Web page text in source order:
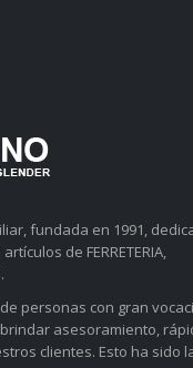
fundada en 1991,
de FERRETERIA,
personas con gran
asesoramiento,
clientes. Esto ha sido